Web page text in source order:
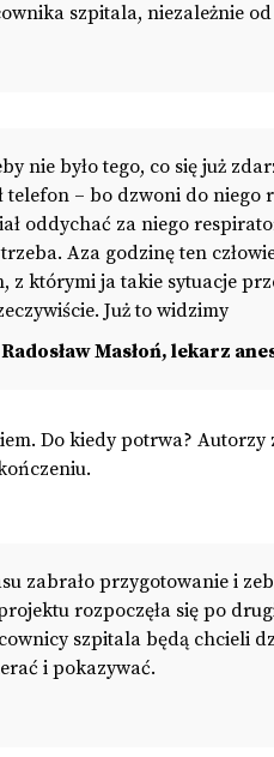
szpitala, niezależnie
nie było tego, co się już
telefon – bo dzwoni do
oddychać za niego
Aza godzinę ten
którymi ja takie sytuacje
Już to widzimy
Masłoń, lekarz
Do kiedy potrwa?
zabrało przygotowanie i
rozpoczęła się po
szpitala będą chcieli
i pokazywać.